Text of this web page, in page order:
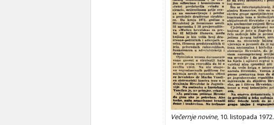
Večernje novine, 10. listopada 1972.